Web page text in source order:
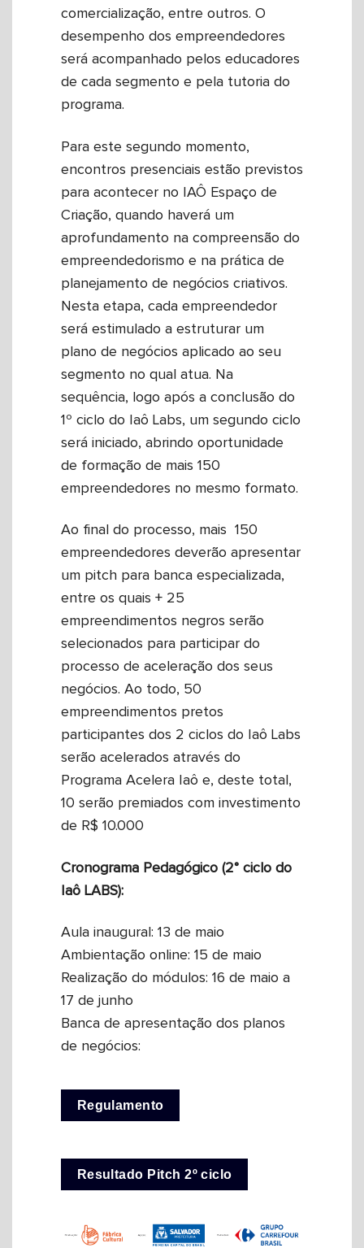
comercialização, entre outros. O
desempenho dos empreendedores
será acompanhado pelos educadores
de cada segmento e pela tutoria do
programa.
Para este segundo momento,
encontros presenciais estão previstos
para acontecer no IAÔ Espaço de
Criação, quando haverá um
aprofundamento na compreensão do
empreendedorismo e na prática de
planejamento de negócios criativos.
Nesta etapa, cada empreendedor
será estimulado a estruturar um
plano de negócios aplicado ao seu
segmento no qual atua. Na
sequência, logo após a conclusão do
1º ciclo do Iaô Labs, um segundo ciclo
será iniciado, abrindo oportunidade
de formação de mais 150
empreendedores no mesmo formato.
Ao final do processo, mais 150
empreendedores deverão apresentar
um pitch para banca especializada,
entre os quais + 25
empreendimentos negros serão
selecionados para participar do
processo de aceleração dos seus
negócios. Ao todo, 50
empreendimentos pretos
participantes dos 2 ciclos do Iaô Labs
serão acelerados através do
Programa Acelera Iaô e, deste total,
10 serão premiados com investimento
de R$ 10.000
Cronograma Pedagógico (2° ciclo do
Iaô LABS):
Aula inaugural: 13 de maio
Ambientação online: 15 de maio
Realização do módulos: 16 de maio a
17 de junho
Banca de apresentação dos planos
de negócios:
Regulamento
Resultado Pitch 2º ciclo